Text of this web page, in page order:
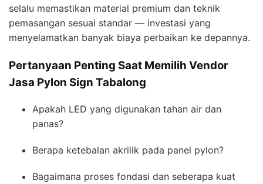
selalu memastikan material premium dan teknik
pemasangan sesuai standar — investasi yang
menyelamatkan banyak biaya perbaikan ke depannya.
Pertanyaan Penting Saat Memilih Vendor
Jasa Pylon Sign Tabalong
Apakah LED yang digunakan tahan air dan
panas?
Berapa ketebalan akrilik pada panel pylon?
Bagaimana proses fondasi dan seberapa kuat